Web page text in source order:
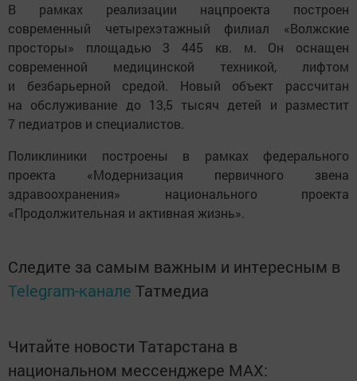
В рамках реализации нацпроекта построен
современный четырехэтажный филиал «Волжские
просторы» площадью 3 445 кв. м. Он оснащен
современной медицинской техникой, лифтом
и безбарьерной средой. Новый объект рассчитан
на обслуживание до 13,5 тысяч детей и разместит
7 педиатров и специалистов.
Поликлиники построены в рамках федерального
проекта «Модернизация первичного звена
здравоохранения» национального проекта
«Продолжительная и активная жизнь».
Следите за самым важным и интересным в
Telegram-канале Татмедиа
Читайте новости Татарстана в
национальном мессенджере MАХ: